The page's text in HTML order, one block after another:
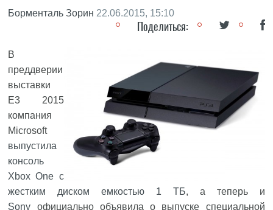
Борменталь Зорин 22.06.2015, 15:10
Поделиться:
В
преддверии
выставки
E3 2015
компания
Microsoft
выпустила
консоль
Xbox One с
жестким диском емкостью 1 ТБ, а теперь и
Sony официально объявила о выпуске специальной